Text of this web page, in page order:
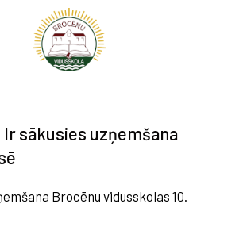
Ir sākusies uzņemšana
Brocēnu vidusskolas 10.